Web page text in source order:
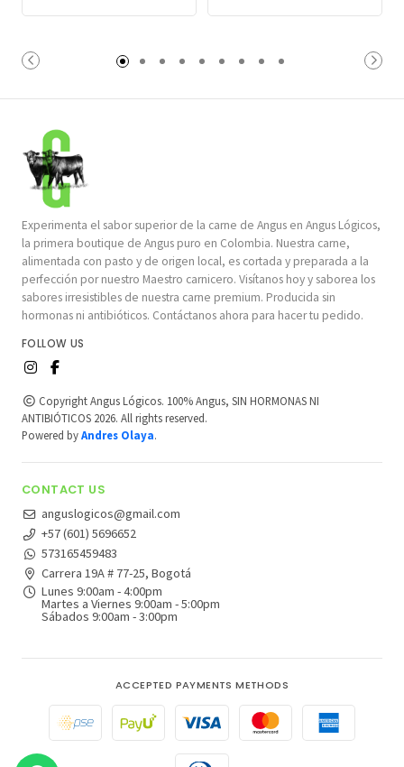
Experimenta el sabor superior de la carne de Angus en Angus Lógicos,
la primera boutique de Angus puro en Colombia. Nuestra carne,
alimentada con pasto y de origen local, es cortada y preparada a la
perfección por nuestro Maestro carnicero. Visítanos hoy y saborea los
sabores irresistibles de nuestra carne premium. Producida sin
hormonas ni antibióticos. Contáctanos ahora para hacer tu pedido.
FOLLOW US
Copyright Angus Lógicos. 100% Angus, SIN HORMONAS NI
ANTIBIÓTICOS 2026. All rights reserved.
Powered byAndres Olaya.
CONTACT US
anguslogicos@gmail.com
+57 (601) 5696652
573165459483
Carrera 19A # 77-25, Bogotá
Lunes 9:00am - 4:00pm
Martes a Viernes 9:00am - 5:00pm
Sábados 9:00am - 3:00pm
ACCEPTED PAYMENTS METHODS